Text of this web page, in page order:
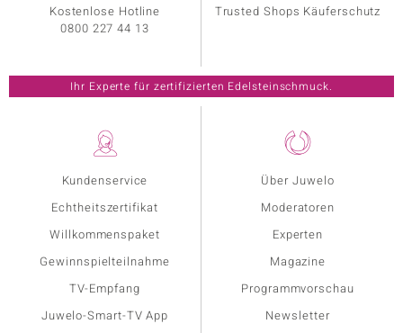
Kundenservice
Echtheitszertifikat
Willkommenspaket
Gewinnspielteilnahme
TV-Empfang
Juwelo-Smart-TV App
Über Juwelo
Moderatoren
Experten
Magazine
Programmvorschau
Newsletter
Kostenlose Hotline
0800 227 44 13
Trusted Shops Käuferschutz
Ihr Experte für zertifizierten Edelsteinschmuck.